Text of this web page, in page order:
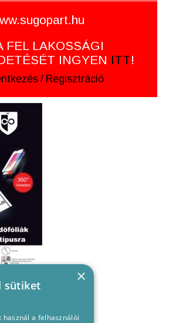
FEL LAKOSSÁGI
INGYEN ITT!
/ Regisztráció
×
sütiket
használ a felhasználói